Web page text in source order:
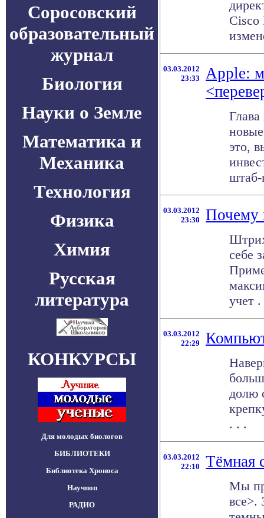
Соросовский
образовательный
журнал
Биология
Науки о Земле
Математика и
Механика
Технология
Физика
Химия
Русская
литература
КОНКУРСЫ
Для молодых биологов
БИБЛИОТЕКИ
Библиотека Хроноса
Научпоп
РАДИО
Cisco
03.03.2012
23:33
Apple:
это,
штаб-
03.03.2012
23:30
Почему
себе
учет
03.03.2012
22:29
долю
. . .
03.03.2012
22:10
Тёмная
Мы
все>.